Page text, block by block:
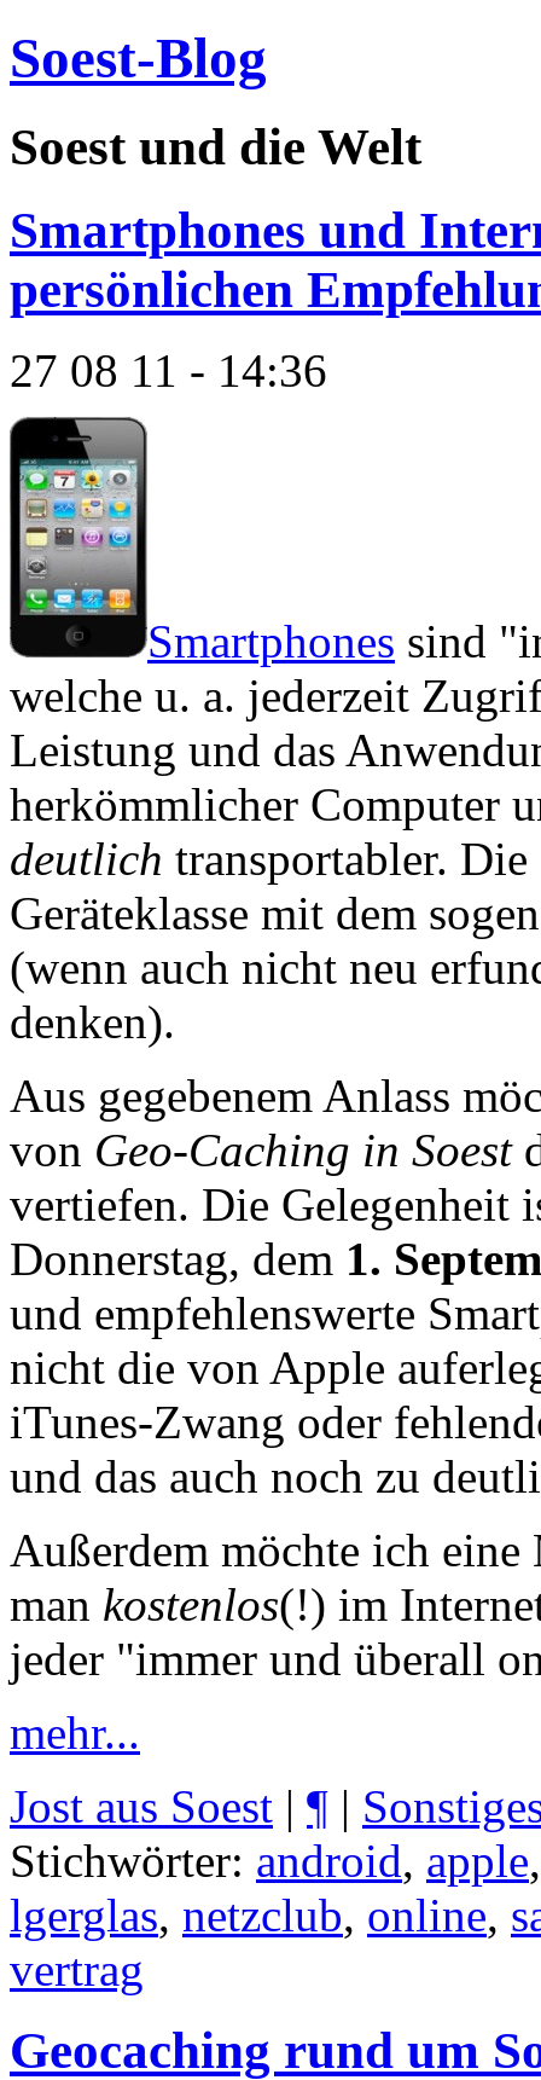
Soest-Blog
Soest und die Welt
Smartphones und
persönlichen
27 08 11 - 14:36
Smartphones sind
welche u. a. jederzeit
Leistung und das
herkömmlicher Computer
deutlich transportabler.
Geräteklasse mit dem
(wenn auch nicht neu
denken).
Aus gegebenem Anlass
von Geo-Caching in Soest
vertiefen. Die Gelegenheit
Donnerstag, dem 1.
und empfehlenswerte
nicht die von Apple
iTunes-Zwang oder
und das auch noch zu
Außerdem möchte ich
man kostenlos(!) im
jeder "immer und überall
mehr...
Jost aus Soest | ¶ |
Stichwörter: android, apple
lgerglas, netzclub, online,
vertrag
Geocaching rund um